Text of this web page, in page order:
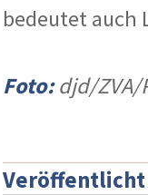
bedeutet auch
Foto:djd/ZVA/
Veröffentlicht